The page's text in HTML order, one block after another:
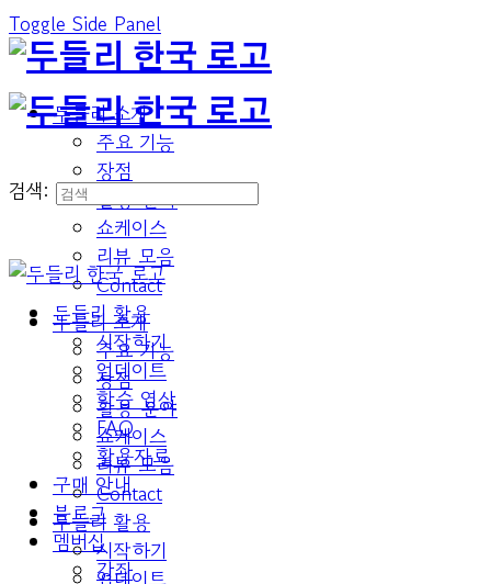
Toggle Side Panel
두들리 소개
주요 기능
장점
활용 분야
쇼케이스
리뷰 모음
Contact
두들리 활용
시작하기
업데이트
학습 영상
FAQ
활용자료
구매 안내
블로그
멤버십
강좌
검색:
두들리 소개
주요 기능
장점
활용 분야
쇼케이스
리뷰 모음
Contact
두들리 활용
시작하기